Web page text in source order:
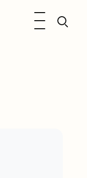
Otwórz menu